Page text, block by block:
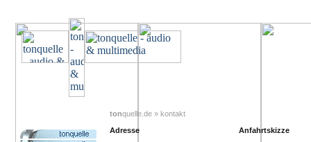
tonquelle.de » kontakt
Adresse
Anfahrtskizze